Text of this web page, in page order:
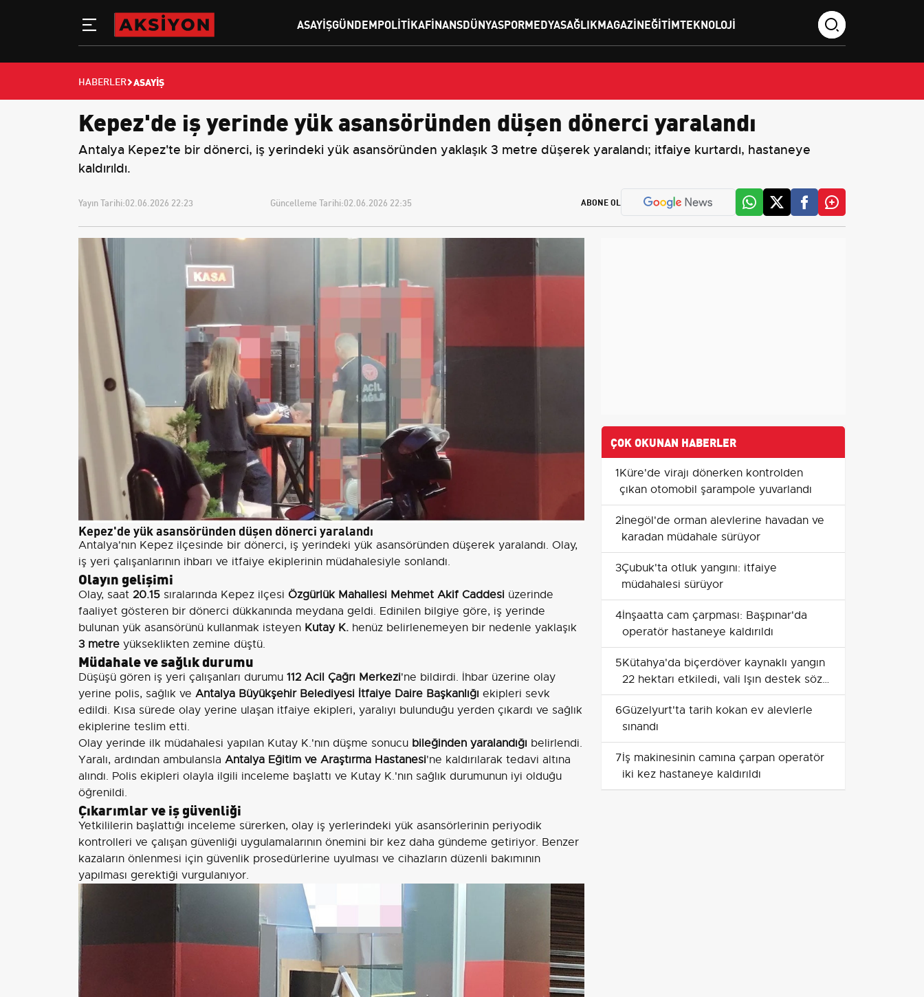
ASAYIŞGÜNDEMPOLITIKAFINANSDÜNYASPORMEDYASAĞLIKMAGAZINEĞITIMTEKNOLOJI
HABERLER ASAYIŞ
Kepez'de iş yerinde yük asansöründen düşen dönerci yaralandı
Antalya Kepez'te bir dönerci, iş yerindeki yük asansöründen yaklaşık 3 metre düşerek yaralandı; itfaiye kurtardı, hastaneye
kaldırıldı.
Yayın Tarihi:02.06.2026 22:23 Güncelleme Tarihi:02.06.2026 22:35 ABONE OL
Kepez'de yük asansöründen düşen dönerci yaralandı
Antalya'nın Kepez ilçesinde bir dönerci, iş yerindeki yük asansöründen düşerek yaralandı. Olay,
iş yeri çalışanlarının ihbarı ve itfaiye ekiplerinin müdahalesiyle sonlandı.
Olayın gelişimi
Olay, saat 20.15 sıralarında Kepez ilçesi Özgürlük Mahallesi Mehmet Akif Caddesi üzerinde
faaliyet gösteren bir dönerci dükkanında meydana geldi. Edinilen bilgiye göre, iş yerinde
bulunan yük asansörünü kullanmak isteyen Kutay K. henüz belirlenemeyen bir nedenle yaklaşık
3 metre yükseklikten zemine düştü.
Müdahale ve sağlık durumu
Düşüşü gören iş yeri çalışanları durumu 112 Acil Çağrı Merkezi'ne bildirdi. İhbar üzerine olay
yerine polis, sağlık ve Antalya Büyükşehir Belediyesi İtfaiye Daire Başkanlığı ekipleri sevk
edildi. Kısa sürede olay yerine ulaşan itfaiye ekipleri, yaralıyı bulunduğu yerden çıkardı ve sağlık
ekiplerine teslim etti.
Olay yerinde ilk müdahalesi yapılan Kutay K.'nın düşme sonucu bileğinden yaralandığı belirlendi.
Yaralı, ardından ambulansla Antalya Eğitim ve Araştırma Hastanesi'ne kaldırılarak tedavi altına
alındı. Polis ekipleri olayla ilgili inceleme başlattı ve Kutay K.'nın sağlık durumunun iyi olduğu
öğrenildi.
Çıkarımlar ve iş güvenliği
Yetkililerin başlattığı inceleme sürerken, olay iş yerlerindeki yük asansörlerinin periyodik
kontrolleri ve çalışan güvenliği uygulamalarının önemini bir kez daha gündeme getiriyor. Benzer
kazaların önlenmesi için güvenlik prosedürlerine uyulması ve cihazların düzenli bakımının
yapılması gerektiği vurgulanıyor.
ÇOK OKUNAN HABERLER
1Küre'de virajı dönerken kontrolden
çıkan otomobil şarampole yuvarlandı
2İnegöl'de orman alevlerine havadan ve
karadan müdahale sürüyor
3Çubuk'ta otluk yangını: itfaiye
müdahalesi sürüyor
4İnşaatta cam çarpması: Başpınar'da
operatör hastaneye kaldırıldı
5Kütahya'da biçerdöver kaynaklı yangın
22 hektarı etkiledi, vali Işın destek sözü
verdi
6Güzelyurt'ta tarih kokan ev alevlerle
sınandı
7İş makinesinin camına çarpan operatör
iki kez hastaneye kaldırıldı